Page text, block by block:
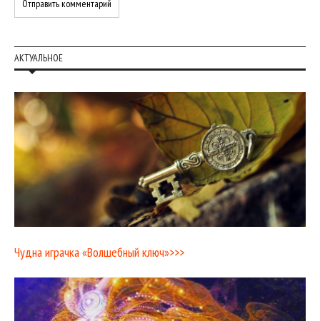
АКТУАЛЬНОЕ
Чудна играчка «Волшебный ключ»>>>